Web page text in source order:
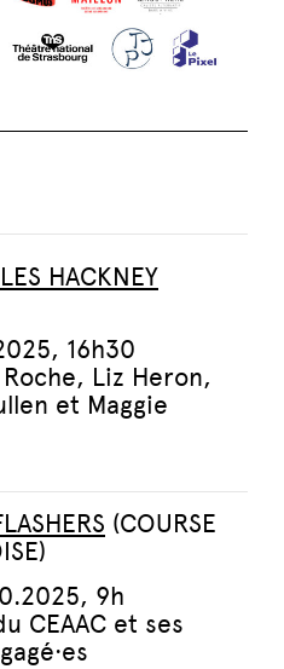
HACKNEY
16h30
Liz Heron,
et Maggie
(COURSE
9h
CEAAC et ses